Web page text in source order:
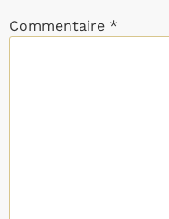
Commentaire *